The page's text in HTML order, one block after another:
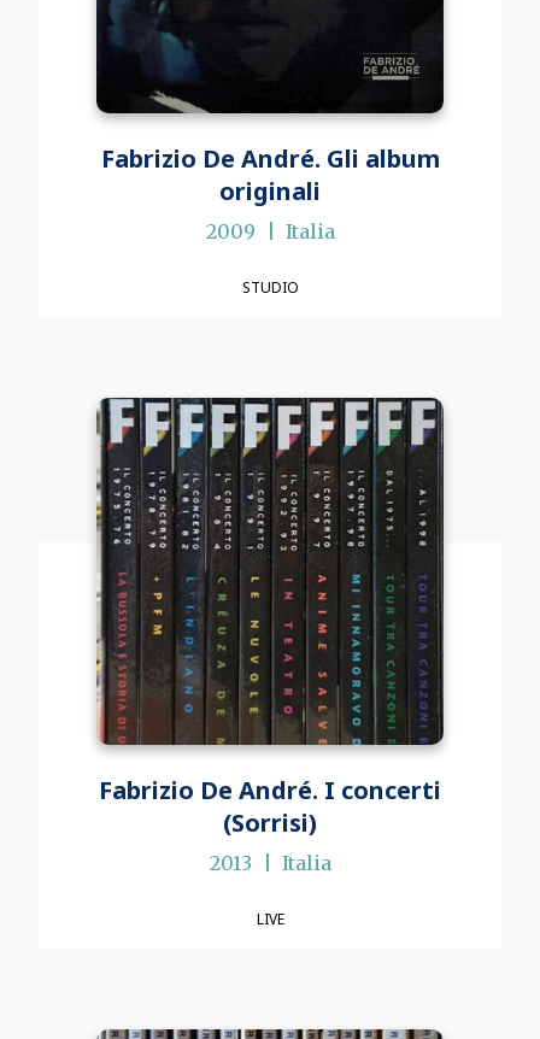
Fabrizio De André. Gli album
originali
2009 Italia
STUDIO
Fabrizio De André. I concerti
(Sorrisi)
2013 Italia
LIVE